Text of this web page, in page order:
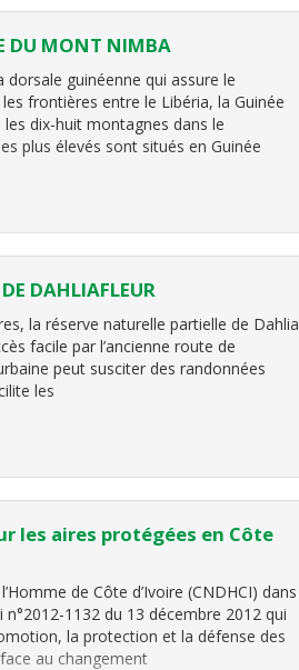
DU MONT NIMBA
guinéenne qui assure le
frontières entre le Libéria, la Guinée
dix-huit montagnes dans le
plus élevés sont situés en Guinée
DAHLIAFLEUR
la réserve naturelle partielle de Dahlia
facile par l’ancienne route de
peut susciter des randonnées
les
les aires protégées en Côte
de Côte d’Ivoire (CNDHCI) dans
1132 du 13 décembre 2012 qui
la protection et la défense des
au changement